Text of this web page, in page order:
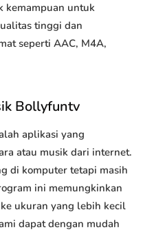
kemampuan untuk
tinggi dan
seperti AAC, M4A,
Bollyfuntv
aplikasi yang
atau musik dari internet.
di komputer tetapi masih
ini memungkinkan
ukuran yang lebih kecil
dapat dengan mudah